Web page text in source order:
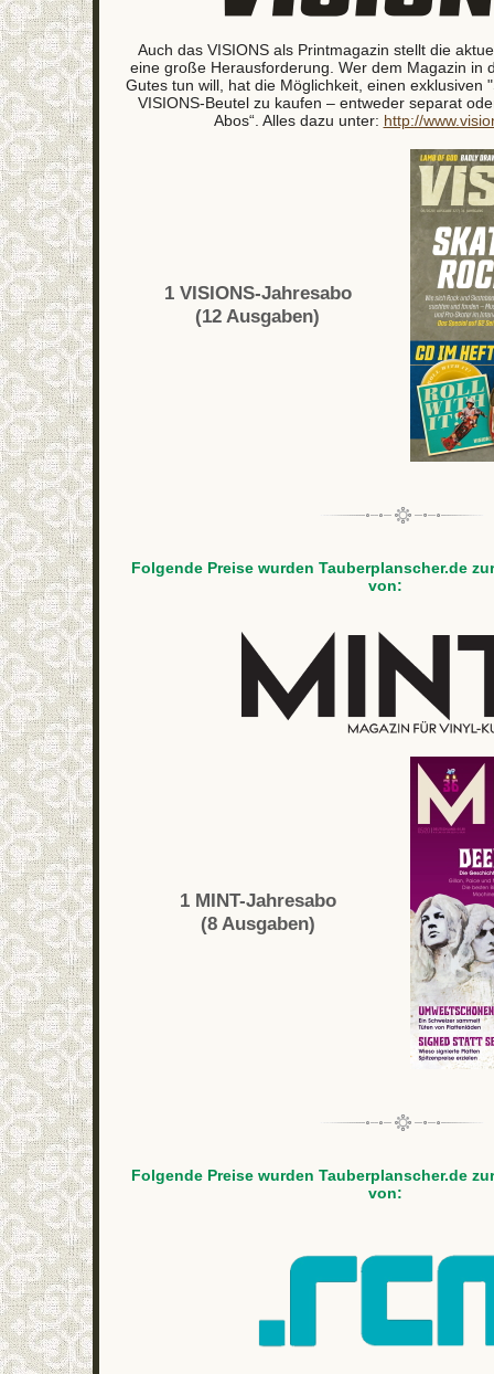
Auch das VISIONS als Printmagazin stellt die
eine große Herausforderung. Wer dem Magazin in
Gutes tun will, hat die Möglichkeit, einen exklusiven
VISIONS-Beutel zu kaufen – entweder separat
Abos“. Alles dazu unter: http://
1 VISIONS-Jahresabo
(12 Ausgaben)
Folgende Preise wurden Tauberplanscher.de
von:
1 MINT-Jahresabo
(8 Ausgaben)
Folgende Preise wurden Tauberplanscher.de
von: